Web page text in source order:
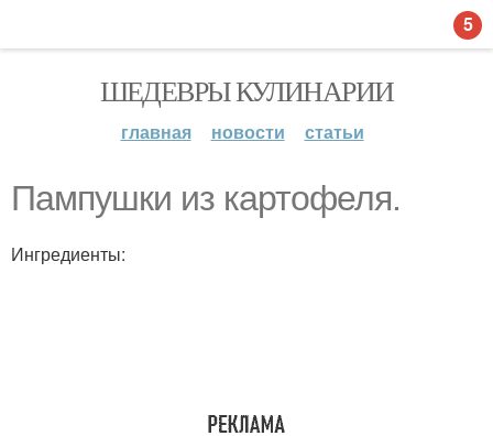
ШЕДЕВРЫ КУЛИНАРИИ
главная новости статьи
Пампушки из картофеля.
Ингредиенты:
5